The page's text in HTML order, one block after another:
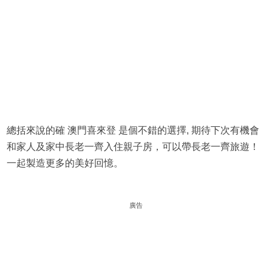
總括來說的確 澳門喜來登 是個不錯的選擇, 期待下次有機會
和家人及家中長老一齊入住親子房，可以帶長老一齊旅遊！
一起製造更多的美好回憶。
廣告